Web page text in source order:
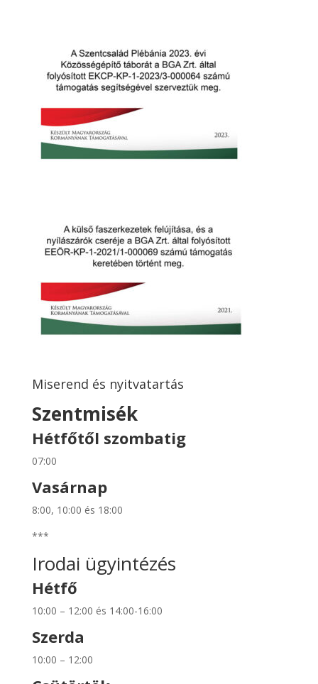
Miserend és nyitvatartás
Szentmisék
Hétfőtől szombatig
07:00
Vasárnap
8:00, 10:00 és 18:00
***
Irodai ügyintézés
Hétfő
10:00 – 12:00 és 14:00-16:00
Szerda
10:00 – 12:00